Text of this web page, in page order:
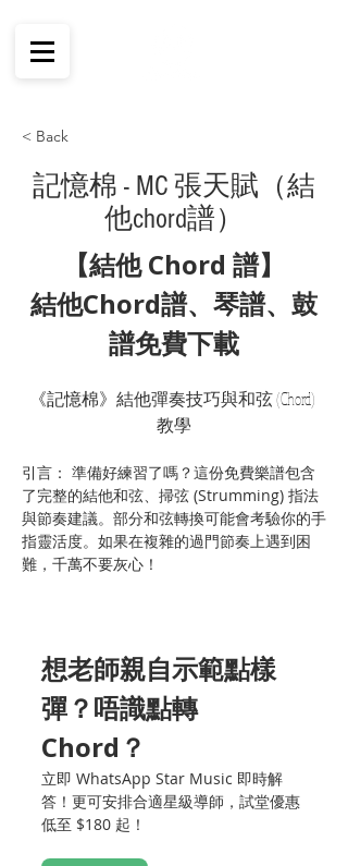
< Back
記憶棉 - MC 張天賦（結
他chord譜）
【結他 Chord 譜】
結他Chord譜、琴譜、鼓
譜免費下載
《記憶棉》結他彈奏技巧與和弦 (Chord)
教學
引言： 準備好練習了嗎？這份免費樂譜包含
了完整的結他和弦、掃弦 (Strumming) 指法
與節奏建議。部分和弦轉換可能會考驗你的手
指靈活度。如果在複雜的過門節奏上遇到困
難，千萬不要灰心！
想老師親自示範點樣
彈？唔識點轉
Chord？
立即 WhatsApp Star Music 即時解
答！更可安排合適星級導師，試堂優惠
低至 $180 起！